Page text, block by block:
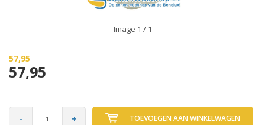
Image 1 / 1
57,95
57,95
- + TOEVOEGEN AAN WINKELWAGEN